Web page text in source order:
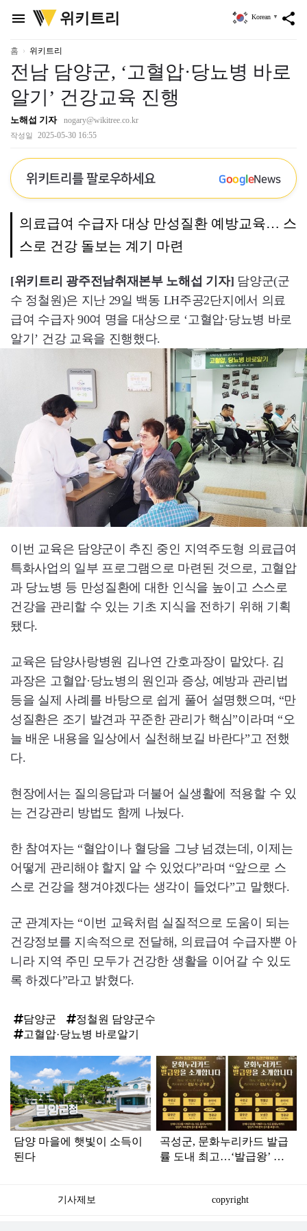
menu
위
키
리
위키트리 share
Korean ▼
홈 위키트리
전남 담양군, ‘고혈압·당뇨병 바로
알기’ 건강교육 진행
노해섭 기자 nogary@wikitree.co.kr
작성일 2025-05-30 16:55
위키트리를 팔로우하세요 GoogleNews
의료급여 수급자 대상 만성질환 예방교육… 스
스로 건강 돌보는 계기 마련
[위키트리 광주전남취재본부 노해섭 기자] 담양군(군
수 정철원)은 지난 29일 백동 LH주공2단지에서 의료
급여 수급자 90여 명을 대상으로 ‘고혈압·당뇨병 바로
알기’ 건강 교육을 진행했다.
이번 교육은 담양군이 추진 중인 지역주도형 의료급여
특화사업의 일부 프로그램으로 마련된 것으로, 고혈압
과 당뇨병 등 만성질환에 대한 인식을 높이고 스스로
건강을 관리할 수 있는 기초 지식을 전하기 위해 기획
됐다.
교육은 담양사랑병원 김나연 간호과장이 맡았다. 김
과장은 고혈압·당뇨병의 원인과 증상, 예방과 관리법
등을 실제 사례를 바탕으로 쉽게 풀어 설명했으며, “만
성질환은 조기 발견과 꾸준한 관리가 핵심”이라며 “오
늘 배운 내용을 일상에서 실천해보길 바란다”고 전했
다.
현장에서는 질의응답과 더불어 실생활에 적용할 수 있
는 건강관리 방법도 함께 나눴다.
한 참여자는 “혈압이나 혈당을 그냥 넘겼는데, 이제는
어떻게 관리해야 할지 알 수 있었다”라며 “앞으로 스
스로 건강을 챙겨야겠다는 생각이 들었다”고 말했다.
군 관계자는 “이번 교육처럼 실질적으로 도움이 되는
건강정보를 지속적으로 전달해, 의료급여 수급자뿐 아
니라 지역 주민 모두가 건강한 생활을 이어갈 수 있도
록 하겠다”라고 밝혔다.
담양군
정철원 담양군수
고혈압·당뇨병 바로알기
라
인
담양 마을에 햇빛이 소득이
된다
곡성군, 문화누리카드 발급
률 도내 최고…‘발급왕’ 시·
기사제보 copyright